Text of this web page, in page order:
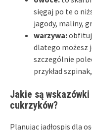
sięgaj po te o
jagody, maliny,
warzywa:
dlatego możesz
szczególnie
przykład
Jakie są
cukrzyków?
Planując jadłospis dla